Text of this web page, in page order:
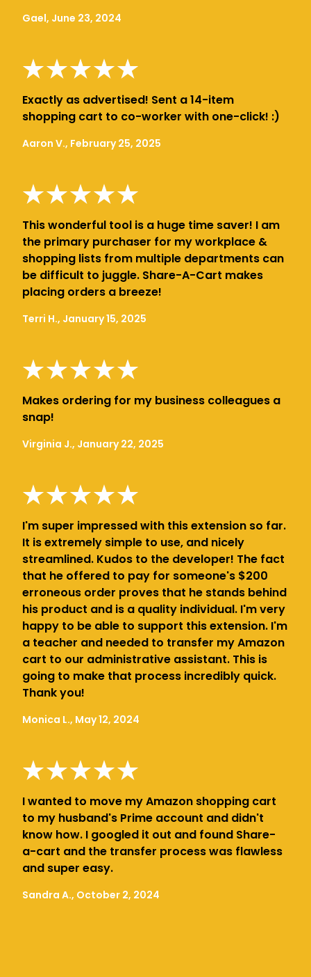
Gael, June 23, 2024
Exactly as advertised! Sent a 14-item
shopping cart to co-worker with one-click! :)
Aaron V., February 25, 2025
This wonderful tool is a huge time saver! I am
the primary purchaser for my workplace &
shopping lists from multiple departments can
be difficult to juggle. Share-A-Cart makes
placing orders a breeze!
Terri H., January 15, 2025
Makes ordering for my business colleagues a
snap!
Virginia J., January 22, 2025
I'm super impressed with this extension so far.
It is extremely simple to use, and nicely
streamlined. Kudos to the developer! The fact
that he offered to pay for someone's $200
erroneous order proves that he stands behind
his product and is a quality individual. I'm very
happy to be able to support this extension. I'm
a teacher and needed to transfer my Amazon
cart to our administrative assistant. This is
going to make that process incredibly quick.
Thank you!
Monica L., May 12, 2024
I wanted to move my Amazon shopping cart
to my husband's Prime account and didn't
know how. I googled it out and found Share-
a-cart and the transfer process was flawless
and super easy.
Sandra A., October 2, 2024